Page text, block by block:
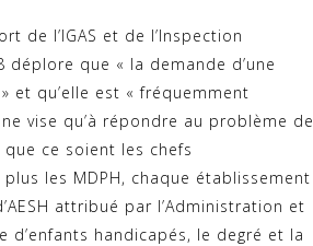
de l’IGAS et de l’Inspection
que « la demande d’une
et qu’elle est « fréquemment
vise qu’à répondre au problème de
ce soient les chefs
les MDPH, chaque établissement
attribué par l’Administration et
handicapés, le degré et la